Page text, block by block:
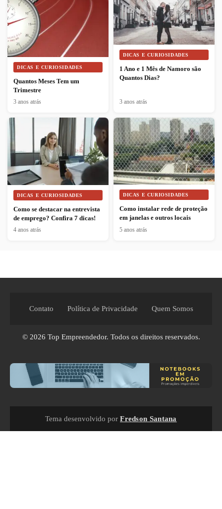
DICAS E CURIOSIDADES
Quantos Meses Tem um
Trimestre
3 anos atrás
DICAS E CURIOSIDADES
1 Ano e 1 Mês de Namoro são
Quantos Dias?
3 anos atrás
DICAS E CURIOSIDADES
Como se destacar na entrevista
de emprego? Confira 7 dicas!
4 anos atrás
DICAS E CURIOSIDADES
Como instalar rede de proteção
em janelas e outros locais
5 anos atrás
Contato Política de Privacidade Quem Somos
© 2026 Top Empreendedor. Todos os direitos reservados.
Tema desenvolvido por Fredson Santana